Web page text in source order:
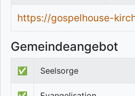
https://gospelhouse-
Gemeindeangebot
✅ Seelsorge